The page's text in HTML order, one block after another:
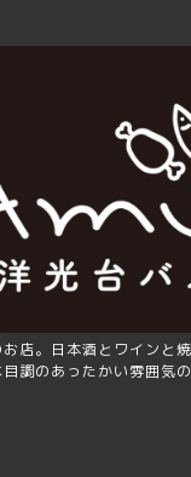
店。日本酒とワインと
調のあったかい雰囲気の